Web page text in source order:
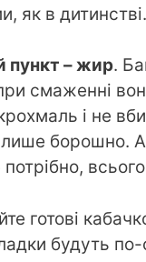
як в дитинстві.
пункт – жир.
смаженні
і не
борошно.
потрібно,
готові
будуть по-